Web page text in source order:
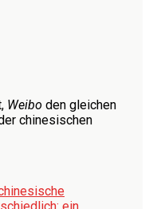
Weibo den gleichen
chinesischen